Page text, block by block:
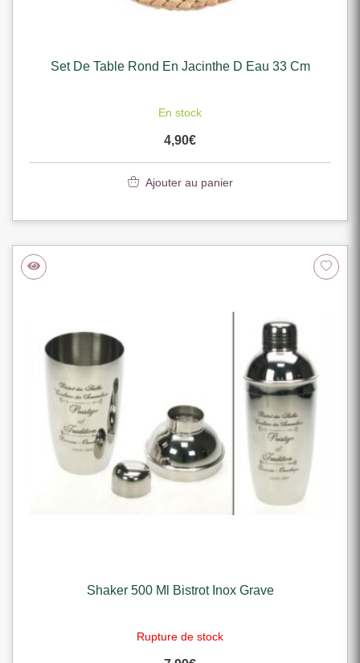
Set De Table Rond En Jacinthe D Eau 33 Cm
En stock
4,90€
Ajouter au panier
Shaker 500 Ml Bistrot Inox Grave
Rupture de stock